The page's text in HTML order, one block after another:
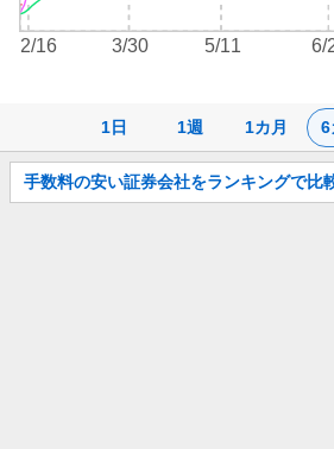
1日 1週 1カ月 6
2/16 3/30 5/11 6/
お
知
手数料の安い証券会社をランキングで比